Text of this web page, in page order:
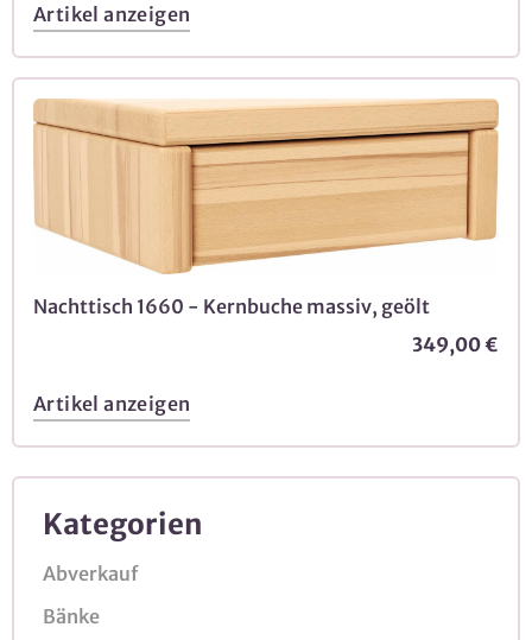
Kategorien
Abverkauf
Bänke
Artikel anzeigen
Nachttisch 1660 - Kernbuche massiv, geölt
349,00 €
Artikel anzeigen